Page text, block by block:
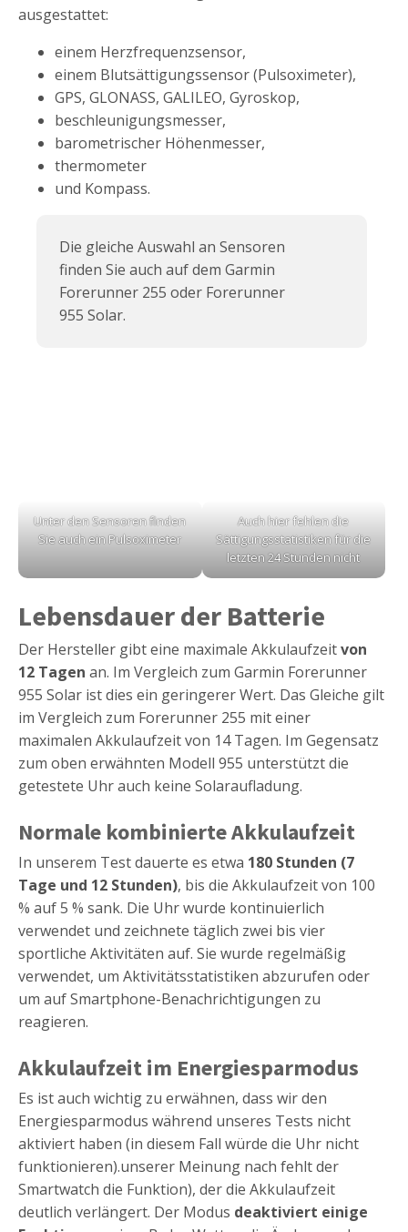
ausgestattet:
einem Herzfrequenzsensor,
einem Blutsättigungssensor (Pulsoximeter),
GPS, GLONASS, GALILEO, Gyroskop,
beschleunigungsmesser,
barometrischer Höhenmesser,
thermometer
und Kompass.
Die gleiche Auswahl an Sensoren
finden Sie auch auf dem Garmin
Forerunner 255 oder Forerunner
955 Solar.
Unter den Sensoren finden
Sie auch ein Pulsoximeter
Auch hier fehlen die
Sättigungsstatistiken für die
letzten 24 Stunden nicht
Lebensdauer der Batterie
Der Hersteller gibt eine maximale Akkulaufzeitvon
12 Tagen an. Im Vergleich zum Garmin Forerunner
955 Solar ist dies ein geringerer Wert. Das Gleiche gilt
im Vergleich zum Forerunner 255 mit einer
maximalen Akkulaufzeit von 14 Tagen. Im Gegensatz
zum oben erwähnten Modell 955 unterstützt die
getestete Uhr auch keine Solaraufladung.
Normale kombinierte Akkulaufzeit
In unserem Test dauerte es etwa 180 Stunden (7
Tage und 12 Stunden), bis die Akkulaufzeit von 100
% auf 5 % sank. Die Uhr wurde kontinuierlich
verwendet und zeichnete täglich zwei bis vier
sportliche Aktivitäten auf. Sie wurde regelmäßig
verwendet, um Aktivitätsstatistiken abzurufen oder
um auf Smartphone-Benachrichtigungen zu
reagieren.
Akkulaufzeit im Energiesparmodus
Es ist auch wichtig zu erwähnen, dass wir den
Energiesparmodus während unseres Tests nicht
aktiviert haben (in diesem Fall würde die Uhr nicht
funktionieren).unserer Meinung nach fehlt der
Smartwatch die Funktion), der die Akkulaufzeit
deutlich verlängert. Der Modus deaktiviert einige